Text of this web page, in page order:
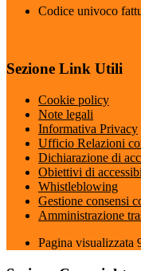
Codice univoco
Sezione Link Utili
Cookie policy
Note legali
Informativa Privacy
Ufficio Relazioni
Dichiarazione di
Obiettivi di
Whistleblowing
Gestione consensi
Amministrazione
Pagina visualizzata